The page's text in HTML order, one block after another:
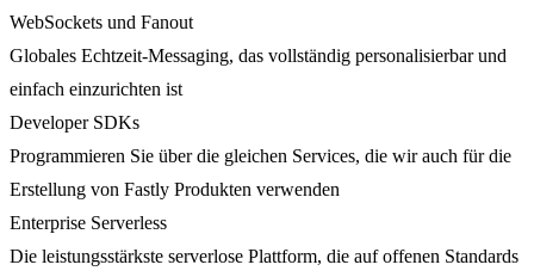
WebSockets und Fanout
Globales Echtzeit-Messaging, das vollständig personalisierbar und
einfach einzurichten ist
Developer SDKs
Programmieren Sie über die gleichen Services, die wir auch für die
Erstellung von Fastly Produkten verwenden
Enterprise Serverless
Die leistungsstärkste serverlose Plattform, die auf offenen Standards